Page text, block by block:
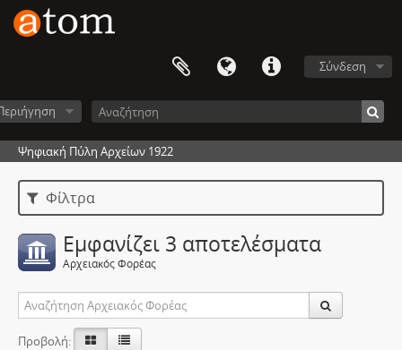
Σύνδεση
Ψηφιακή Πύλη Αρχείων 1922
Φίλτρα
Εμφανίζει 3 αποτελέσματα
Αρχειακός Φορέας
Προβολή: